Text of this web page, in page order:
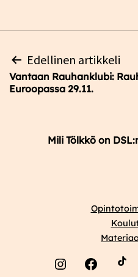
Artikkelien
selaus
Edellinen artikkeli
Vantaan Rauhanklubi:
Euroopassa 29.11.
Mili Tölkkö on